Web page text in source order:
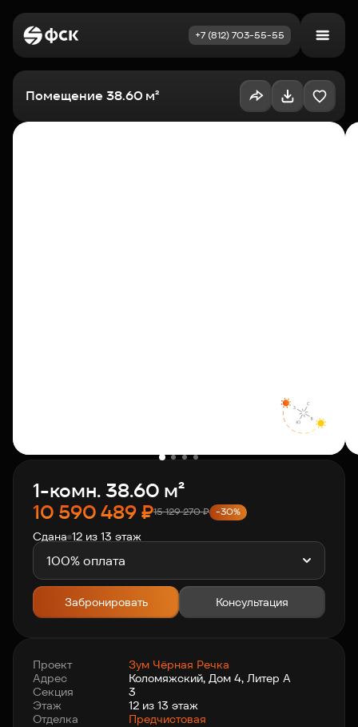
+7 (812) 703-55-55
Контакты
Связаться с нами
+7 812 703-55-55
Помещение 38.60 м²
1-комн. 38.60 м²
10 590 489₽15 129 270₽ -30%
Сдана 12 из 13 этаж
100% оплата
Забронировать Консультация
Проект
Зум Чёрная Речка
Адрес
Коломяжский, Дом 4, Литер А
Секция
3
Этаж
12 из 13 этаж
Отделка
Предчистовая